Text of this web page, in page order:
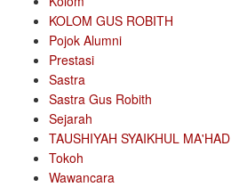
KOLOM GUS ROBITH
Pojok Alumni
Prestasi
Sastra
Sastra Gus Robith
Sejarah
TAUSHIYAH SYAIKHUL MA'HAD
Tokoh
Wawancara